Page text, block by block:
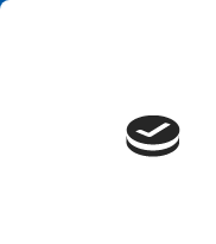
перейти к содержанию